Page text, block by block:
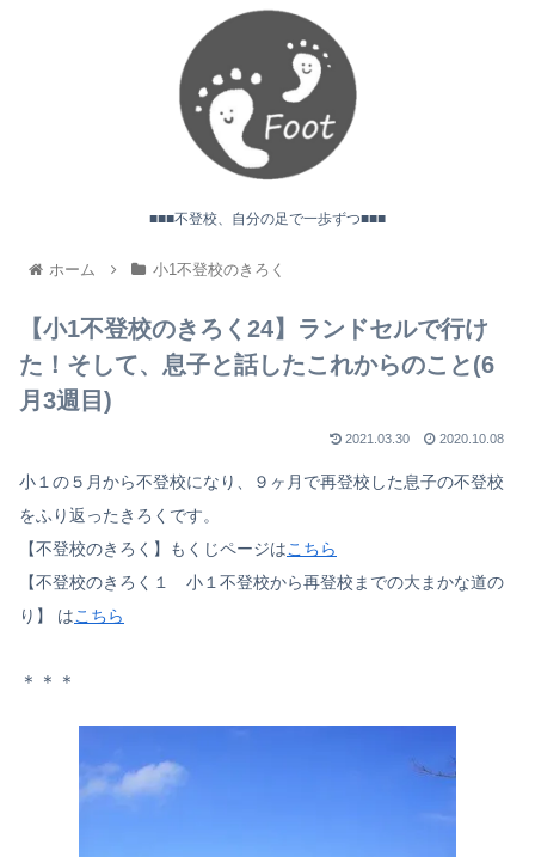
■■■不登校、自分の足で一歩ずつ■■■
ホーム 小1不登校のきろく
【小1不登校のきろく24】ランドセルで行け
た！そして、息子と話したこれからのこと(6
月3週目)
2021.03.30 2020.10.08
小１の５月から不登校になり、９ヶ月で再登校した息子の不登校
をふり返ったきろくです。
【不登校のきろく】もくじページはこちら
【不登校のきろく１ 小１不登校から再登校までの大まかな道の
り】 はこちら
＊＊＊